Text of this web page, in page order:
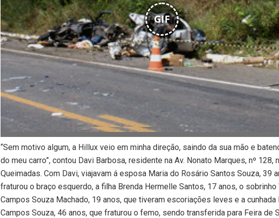
GIF
“Sem motivo algum, a Hillux veio em minha direção, saindo da sua mão e
do meu carro”, contou Davi Barbosa, residente na Av. Nonato Marques, nº 128,
Queimadas. Com Davi, viajavam á esposa Maria do Rosário Santos Souza, 39
fraturou o braço esquerdo, a filha Brenda Hermelle Santos, 17 anos, o
Campos Souza Machado, 19 anos, que tiveram escoriações leves e a cunhada
Campos Souza, 46 anos, que fraturou o femo, sendo transferida para Feira de